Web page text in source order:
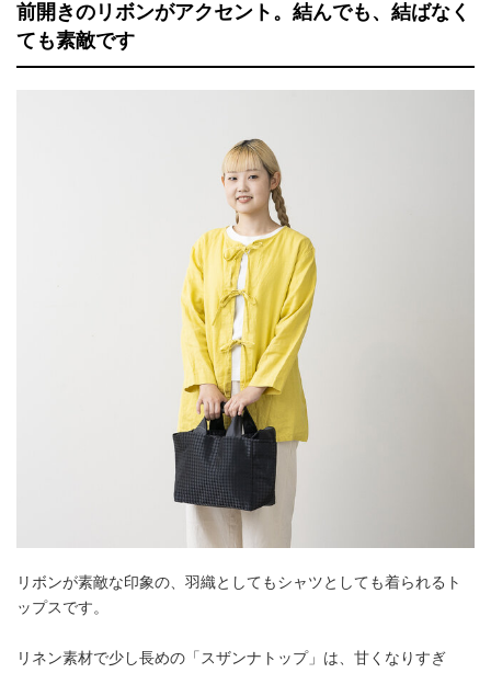
前開きのリボンがアクセント。結んでも、結ばなく
ても素敵です
リボンが素敵な印象の、羽織としてもシャツとしても着られるト
ップスです。
リネン素材で少し長めの「スザンナトップ」は、甘くなりすぎ